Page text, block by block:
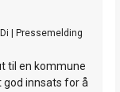
Pressemelding
til en kommune
god innsats for å